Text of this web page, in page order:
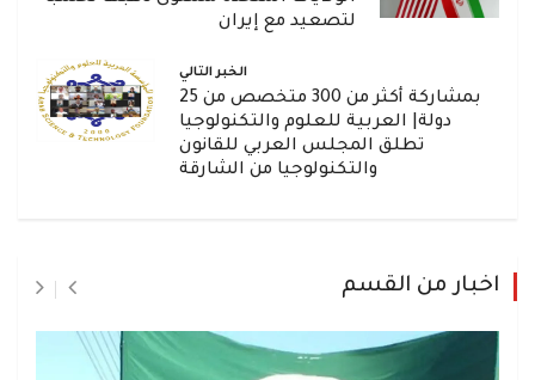
لتصعيد مع إيران
الخبر التالي
بمشاركة أكثر من 300 متخصص من 25
دولة| العربية للعلوم والتكنولوجيا
تطلق المجلس العربي للقانون
والتكنولوجيا من الشارقة
اخبار من القسم